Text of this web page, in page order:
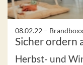
08.02.22 –
Sicher ordern
Herbst- und